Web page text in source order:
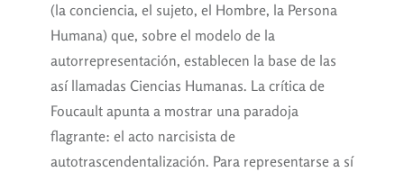
(la conciencia, el sujeto, el Hombre, la Persona
Humana) que, sobre el modelo de la
autorrepresentación, establecen la base de las
así llamadas Ciencias Humanas. La crítica de
Foucault apunta a mostrar una paradoja
flagrante: el acto narcisista de
autotrascendentalización. Para representarse a sí